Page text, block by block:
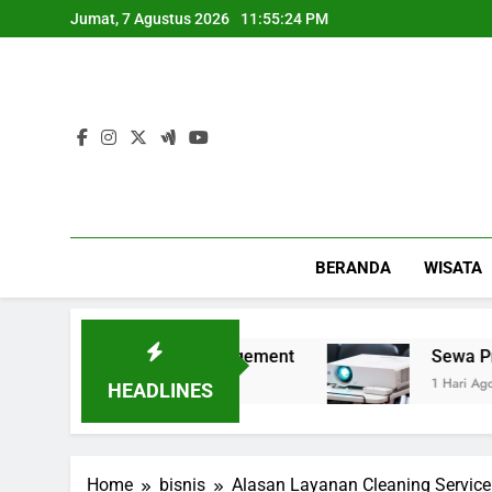
to
Jumat, 7 Agustus 2026 11:55:25 PM
BERANDA WISATA
HEADLINES
Management Sewa Proyektor Lengkap
1 Hari Ago